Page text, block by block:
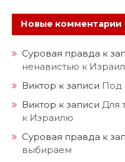
Новые комментарии
Суровая правда к
ненавистью к
Виктор к записи Под
Виктор к записи Для
к Израилю
Суровая правда к
выбираем